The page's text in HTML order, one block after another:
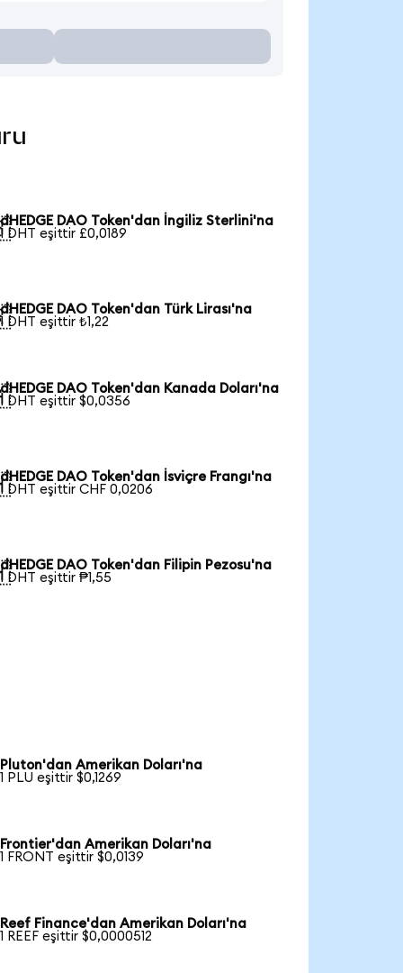
dHEDGE DAO Token'dan İngiliz Sterlini'na
1 DHT eşittir £0,0189
dHEDGE DAO Token'dan Türk Lirası'na
1 DHT eşittir ₺1,22
dHEDGE DAO Token'dan Kanada Doları'na
1 DHT eşittir $0,0356
dHEDGE DAO Token'dan İsviçre Frangı'na
1 DHT eşittir CHF 0,0206
dHEDGE DAO Token'dan Filipin Pezosu'na
1 DHT eşittir ₱1,55
Pluton'dan Amerikan Doları'na
1 PLU eşittir $0,1269
Frontier'dan Amerikan Doları'na
1 FRONT eşittir $0,0139
Reef Finance'dan Amerikan Doları'na
1 REEF eşittir $0,0000512